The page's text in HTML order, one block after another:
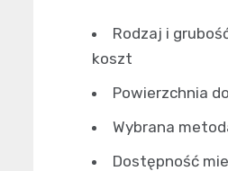
Rodzaj i
koszt
Powierzchnia
Wybrana
Dostępność